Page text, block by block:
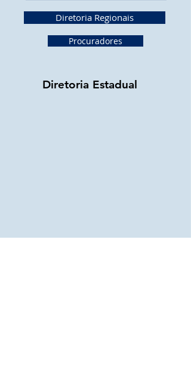
Diretoria Regionais
Procuradores
Diretoria Estadual